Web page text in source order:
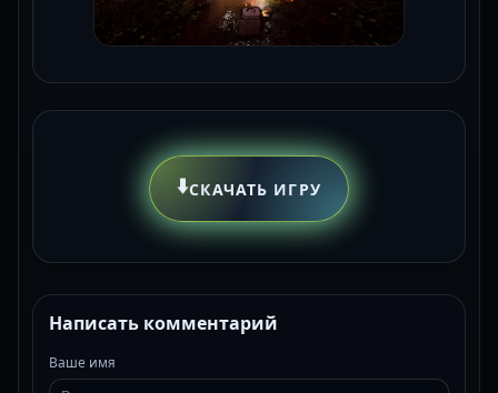
⬇️СКАЧАТЬ ИГРУ
Написать комментарий
Ваше имя